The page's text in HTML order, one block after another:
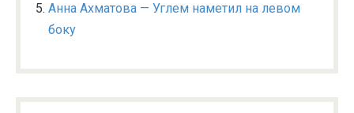
Анна Ахматова — Углем наметил на левом
боку